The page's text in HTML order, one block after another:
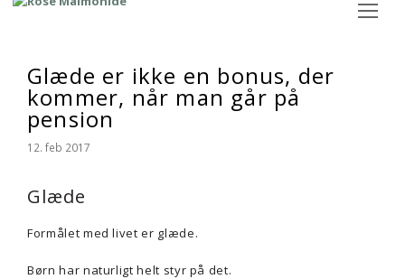
Glæde er ikke en bonus, der
kommer, når man går på
pension
12. feb 2017
Glæde
Formålet med livet er glæde.
Børn har naturligt helt styr på det.